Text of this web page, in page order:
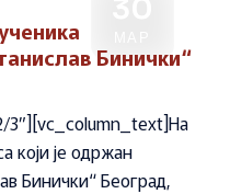
Бинички“
3″][vc_column_text]На
који је одржан
Бинички“ Београд,